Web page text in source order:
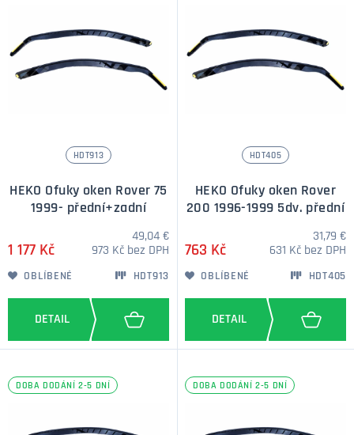
HDT913
HEKO Ofuky oken Rover 75
1999- přední+zadní
1 177 Kč
49,04 €
973 Kč bez DPH
OBLÍBENÉ HDT913
HDT405
HEKO Ofuky oken Rover
200 1996-1999 5dv. přední
763 Kč
31,79 €
631 Kč bez DPH
OBLÍBENÉ HDT405
DOBA DODÁNÍ 2-5 DNÍ DOBA DODÁNÍ 2-5 DNÍ